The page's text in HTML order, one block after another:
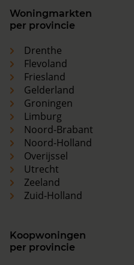
Woningmarkten
per provincie
Drenthe
Flevoland
Friesland
Gelderland
Groningen
Limburg
Noord-Brabant
Noord-Holland
Overijssel
Utrecht
Zeeland
Zuid-Holland
Koopwoningen
per provincie